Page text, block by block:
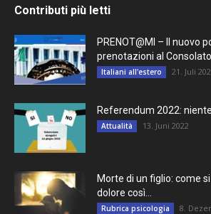
Contributi più letti
PRENOT@MI – Il nuovo
prenotazioni al Consolato
Italiani all'estero 21. Juli
Referendum 2022:
Attualità 13. Juni 2022
Morte di un figlio: come
dolore così...
Rubrica psicologia 8.